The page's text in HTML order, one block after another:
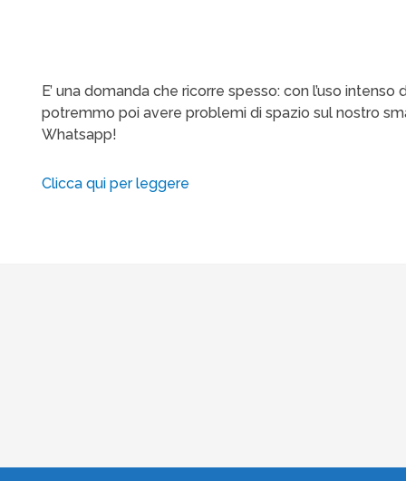
E’ una domanda che ricorre spesso: con l’uso
potremmo poi avere problemi di spazio sul nostro
Whatsapp!
Clicca qui per leggere